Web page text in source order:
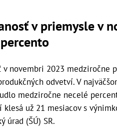
v priemysle v
v novembri 2023 medziročne
odvetví. V
medziročne necelé
už 21 mesiacov s
úrad (ŠÚ) SR.